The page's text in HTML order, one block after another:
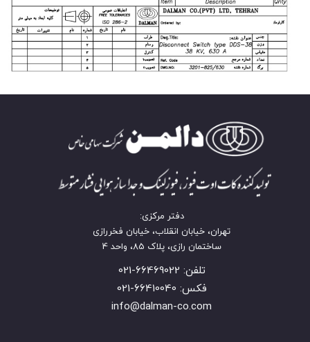
دفتر مرکزی:
تهران، خیابان انقلاب، خیابان فخررازی
ساختمان رازی، پلاک 85، واحد 4
تلفن: 66469022-021
فکس: 66410040-021
​​​​​​​info@dalman-co.com